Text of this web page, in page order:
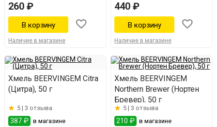
260 ₽
Наличие в магазине
440 ₽
Наличие в магазине
Хмель BEERVINGEM Citra
(Цитра), 50 г
5 | 3 отзыва
387 ₽ в магазине
Хмель BEERVINGEM
Northern Brewer (Нортен
Бревер), 50 г
5 |3 отзыва
210 ₽ в магазине